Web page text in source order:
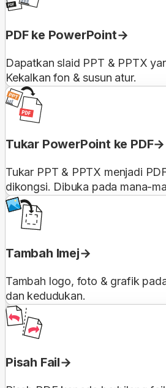
PDF ke PowerPoint
Dapatkan slaid PPT & PPTX
Kekalkan fon & susun atur.
Tukar PowerPoint ke PDF
Tukar PPT & PPTX menjadi
dikongsi. Dibuka pada mana-
Tambah Imej
Tambah logo, foto & grafik
dan kedudukan.
Pisah Fail